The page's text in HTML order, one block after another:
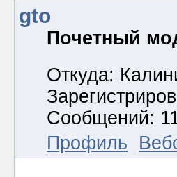
gto
Почетный
Откуда:
Сообщений:
Профиль